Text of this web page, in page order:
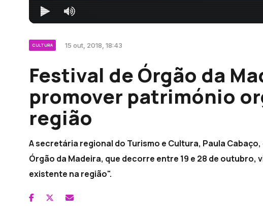
CULTURA 15 out, 2018, 18:43
Festival de Órgão da
promover património
região
A secretária regional do Turismo e Cultura, Paula Cabaço,
Órgão da Madeira, que decorre entre 19 e 28 de
existente na região".